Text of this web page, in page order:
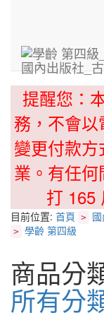
提醒您：
務，不會以
變更付款
業。有任
打 165
目前位置: 首頁 >
> 學齡 第四級
商品分
所有分